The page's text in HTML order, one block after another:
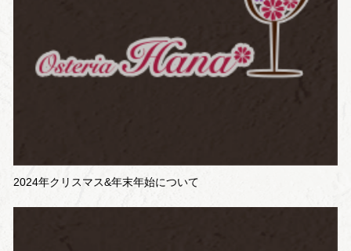
2024年クリスマス&年末年始について